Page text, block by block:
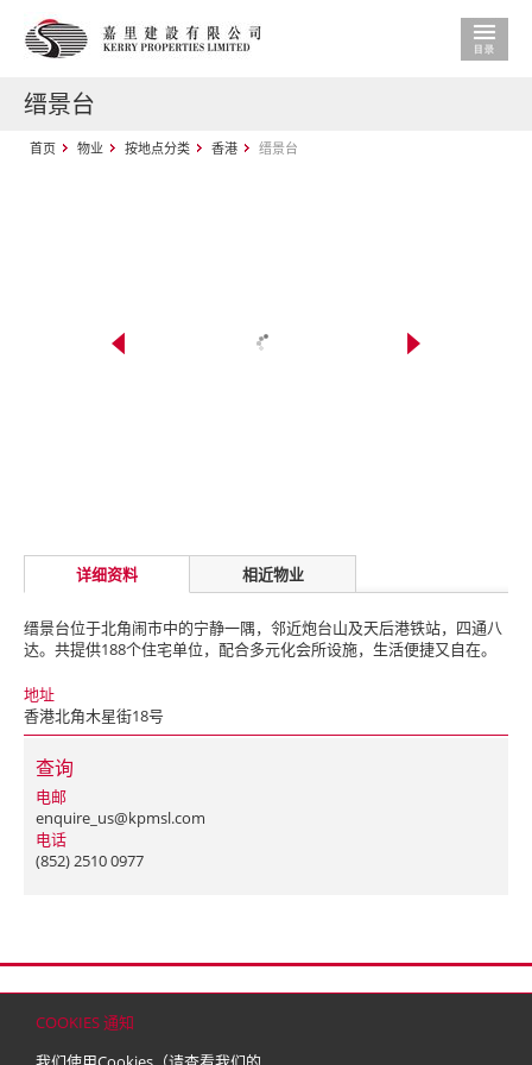
COOKIES 通知
缙景台
首页 物业 按地点分类 香港 缙景台
详细资料 相近物业
缙景台位于北角闹市中的宁静一隅，邻近炮台山及天后港铁站，四通八
达。共提供188个住宅单位，配合多元化会所设施，生活便捷又自在。
地址
香港北角木星街18号
查询
电邮
enquire_us@kpmsl.com
电话
(852) 2510 0977
© 2026 嘉里建设有限公司 (于百慕达注册成立之有限公司)